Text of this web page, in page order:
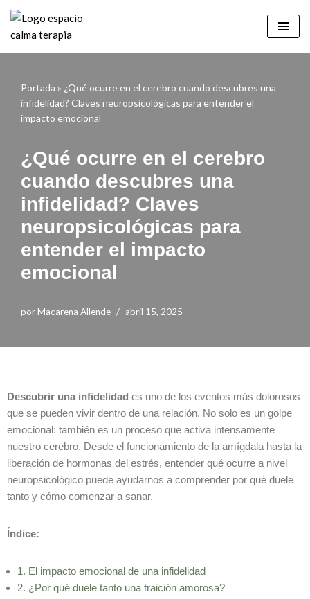
Saltar
al
Portada » ¿Qué ocurre en el cerebro cuando descubres una
infidelidad? Claves neuropsicológicas para entender el
impacto emocional
¿Qué ocurre en el cerebro
cuando descubres una
infidelidad? Claves
neuropsicológicas para
entender el impacto
emocional
por Macarena Allende abril 15, 2025
Descubrir una infidelidad es uno de los eventos más dolorosos
que se pueden vivir dentro de una relación. No solo es un golpe
emocional: también es un proceso que activa intensamente
nuestro cerebro. Desde el funcionamiento de la amígdala hasta la
liberación de hormonas del estrés, entender qué ocurre a nivel
neuropsicológico puede ayudarnos a comprender por qué duele
tanto y cómo comenzar a sanar.
Índice:
1. El impacto emocional de una infidelidad
2. ¿Por qué duele tanto una traición amorosa?